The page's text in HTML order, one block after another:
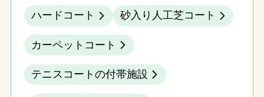
ハードコート 砂入り人工芝コート
カーペットコート
テニスコートの付帯施設